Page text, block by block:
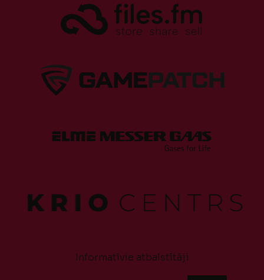
Informatīvie atbalstītāji